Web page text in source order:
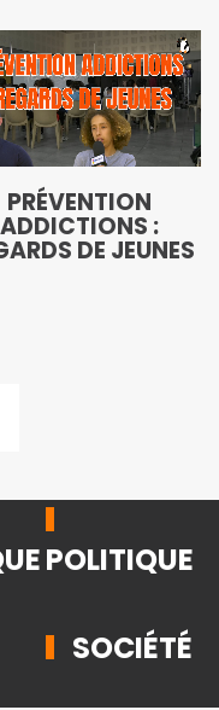
PRÉVENTION
ADDICTIONS :
DE JEUNES
POLITIQUE
SOCIÉTÉ